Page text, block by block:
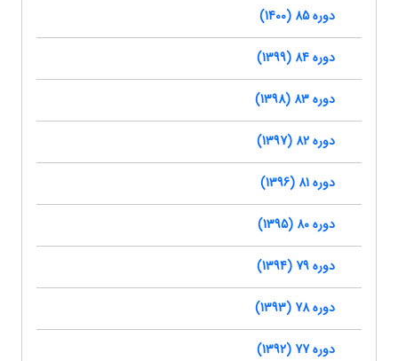
دوره 85 (1400)
دوره 84 (1399)
دوره 83 (1398)
دوره 82 (1397)
دوره 81 (1396)
دوره 80 (1395)
دوره 79 (1394)
دوره 78 (1393)
دوره 77 (1392)